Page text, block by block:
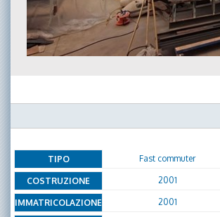
TIPO Fast commuter
COSTRUZIONE 2001
IMMATRICOLAZIONE 2001